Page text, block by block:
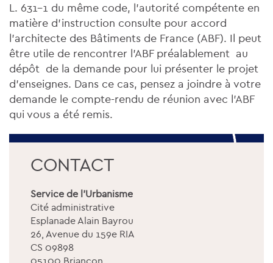
L. 631-1 du même code, l'autorité compétente en
matière d'instruction consulte pour accord
l'architecte des Bâtiments de France (ABF). Il peut
être utile de rencontrer l’ABF préalablement au
dépôt de la demande pour lui présenter le projet
d'enseignes. Dans ce cas, pensez a joindre à votre
demande le compte-rendu de réunion avec l’ABF
qui vous a été remis.
CONTACT
Service de l'Urbanisme
Cité administrative
Esplanade Alain Bayrou
26, Avenue du 159e RIA
CS 09898
05100 Briançon